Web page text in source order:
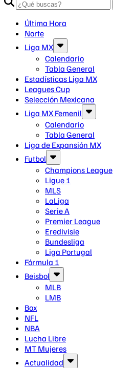
Última Hora
Norte
Liga MX
Calendario
Tabla General
Estadísticas Liga MX
Leagues Cup
Selección Mexicana
Liga MX Femenil
Calendario
Tabla General
Liga de Expansión MX
Futbol
Champions League
Ligue 1
MLS
LaLiga
Serie A
Premier League
Eredivisie
Bundesliga
Liga Portugal
Fórmula 1
Beisbol
MLB
LMB
Box
NFL
NBA
Lucha Libre
MT Mujeres
Actualidad